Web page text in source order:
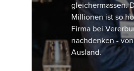
gleichermassen.
Millionen ist so
Firma bei
nachdenken -
Ausland.